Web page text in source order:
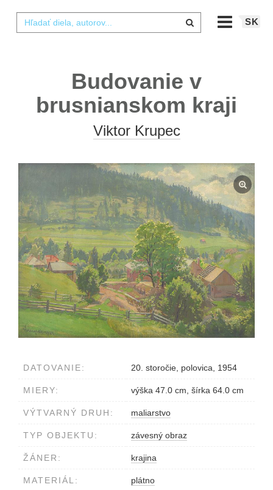
SK
Budovanie v
brusnianskom kraji
Viktor Krupec
DATOVANIE: 20. storočie, polovica, 1954
MIERY: výška 47.0 cm, šírka 64.0 cm
VÝTVARNÝ DRUH: maliarstvo
TYP OBJEKTU: závesný obraz
ŽÁNER: krajina
MATERIÁL: plátno